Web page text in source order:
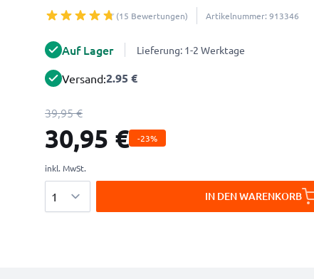
(15 Bewertungen) Artikelnummer: 913346
Auf Lager Lieferung: 1-2 Werktage
Versand:2.95 €
39,95 €
30,95 € -23%
inkl. MwSt.
IN DEN WARENKORB